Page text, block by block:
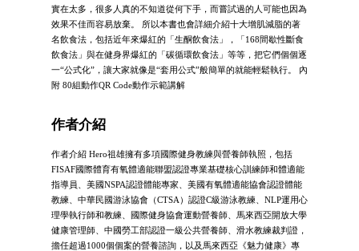
實在太多，很多人真的不知道從何下手，而嘗試過的人可能也因為
效果不佳而容易放棄。 所以本書也會詳細介紹十大增肌減脂的著
名飲食法，包括近年來爆紅的「生酮飲食法」，「168間歇性斷食
飲食法」與在健身界爆紅的「碳循環飲食法」等等，把它們個個逐
一“公式化”，讓大家就像是“套用公式”般簡單的就能輕鬆執行。 內
附 80組動作QR Code動作示範講解
作者介紹
作者介紹 Hero祖雄擁有多項國際健身教練與營養師執照，包括
FISAF國際體育有氧體適能聯盟認證專業基礎核心訓練師和體適能
指導員、美國NSPA認證體能專家、美國有氧體適能協會認證體能
教練、中華民國游泳協會（CTSA）認證C級游泳教練、NLP運用心
理學執行師和教練、國際健身協會運動營養師、馬來西亞開放大學
健康管理師、中國勞工部認證一級公共營養師、滑水教練裁判證，
擔任超過1000個個案的營養諮詢，以及馬來西亞《魅力健康》專